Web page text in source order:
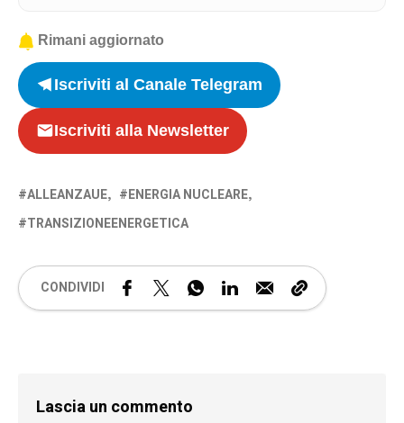
Rimani aggiornato
Iscriviti al Canale Telegram
Iscriviti alla Newsletter
ALLEANZAUE
ENERGIA NUCLEARE
TRANSIZIONEENERGETICA
CONDIVIDI
Lascia un commento